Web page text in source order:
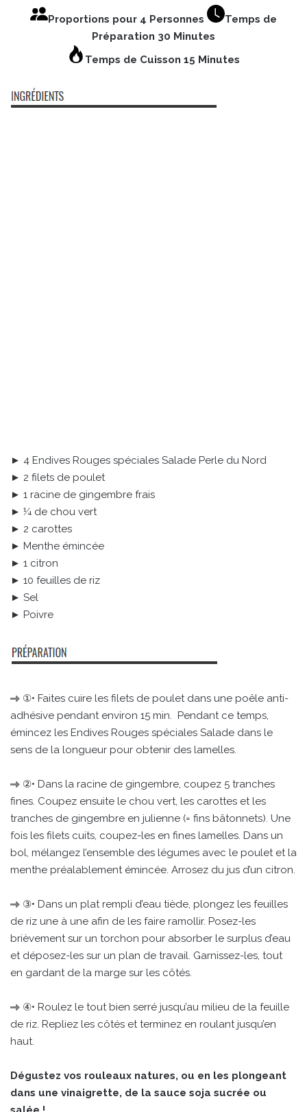
Proportions pour 4 Personnes
Temps de
Préparation 30 Minutes
Temps de Cuisson 15 Minutes
► 4 Endives Rouges spéciales Salade Perle du Nord
► 2 filets de poulet
► 1 racine de gingembre frais
► ¼ de chou vert
► 2 carottes
► Menthe émincée
► 1 citron
► 10 feuilles de riz
► Sel
► Poivre
①• Faites cuire les filets de poulet dans une poêle anti-
adhésive pendant environ 15 min. Pendant ce temps,
émincez les Endives Rouges spéciales Salade dans le
sens de la longueur pour obtenir des lamelles.
②• Dans la racine de gingembre, coupez 5 tranches
fines. Coupez ensuite le chou vert, les carottes et les
tranches de gingembre en julienne (= fins bâtonnets). Une
fois les filets cuits, coupez-les en fines lamelles. Dans un
bol, mélangez l’ensemble des légumes avec le poulet et la
menthe préalablement émincée. Arrosez du jus d’un citron.
③• Dans un plat rempli d’eau tiède, plongez les feuilles
de riz une à une afin de les faire ramollir. Posez-les
brièvement sur un torchon pour absorber le surplus d’eau
et déposez-les sur un plan de travail. Garnissez-les, tout
en gardant de la marge sur les côtés.
④• Roulez le tout bien serré jusqu’au milieu de la feuille
de riz. Repliez les côtés et terminez en roulant jusqu’en
haut.
Dégustez vos rouleaux natures, ou en les plongeant
dans une vinaigrette, de la sauce soja sucrée ou